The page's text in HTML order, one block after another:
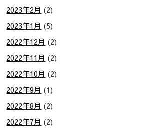
2023年2月 (2)
2023年1月 (5)
2022年12月 (2)
2022年11月 (2)
2022年10月 (2)
2022年9月 (1)
2022年8月 (2)
2022年7月 (2)